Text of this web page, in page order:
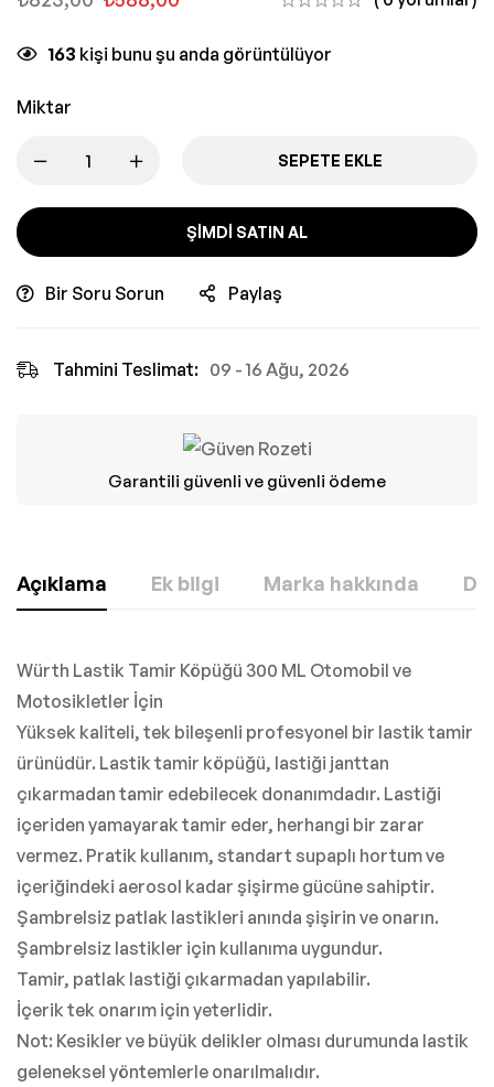
163 kişi bunu şu anda görüntülüyor
Miktar
SEPETE EKLE
ŞIMDI SATIN AL
Bir Soru Sorun Paylaş
Tahmini Teslimat: 09 - 16 Ağu, 2026
Garantili güvenli ve güvenli ödeme
Açıklama Ek bilgi Marka hakkında
Würth Lastik Tamir Köpüğü 300 ML Otomobil ve
Motosikletler İçin
Yüksek kaliteli, tek bileşenli profesyonel bir lastik tamir
ürünüdür. Lastik tamir köpüğü, lastiği janttan
çıkarmadan tamir edebilecek donanımdadır. Lastiği
içeriden yamayarak tamir eder, herhangi bir zarar
vermez. Pratik kullanım, standart supaplı hortum ve
içeriğindeki aerosol kadar şişirme gücüne sahiptir.
Şambrelsiz patlak lastikleri anında şişirin ve onarın.
Şambrelsiz lastikler için kullanıma uygundur.
Tamir, patlak lastiği çıkarmadan yapılabilir.
İçerik tek onarım için yeterlidir.
Not: Kesikler ve büyük delikler olması durumunda lastik
geleneksel yöntemlerle onarılmalıdır.